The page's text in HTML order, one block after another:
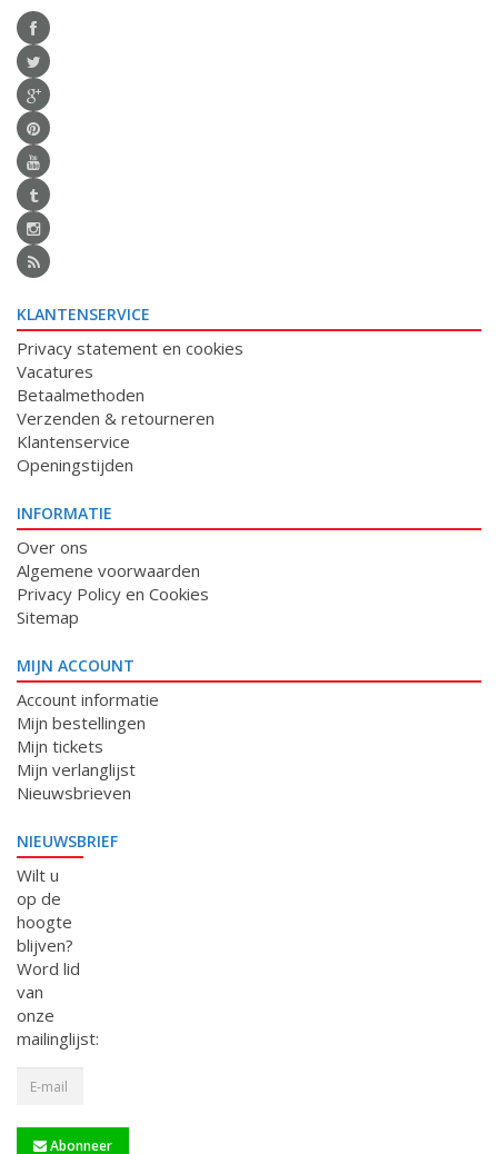
KLANTENSERVICE
Privacy statement en cookies
Vacatures
Betaalmethoden
Verzenden & retourneren
Klantenservice
Openingstijden
INFORMATIE
Over ons
Algemene voorwaarden
Privacy Policy en Cookies
Sitemap
MIJN ACCOUNT
Account informatie
Mijn bestellingen
Mijn tickets
Mijn verlanglijst
Nieuwsbrieven
NIEUWSBRIEF
Wilt u
op de
hoogte
blijven?
Word lid
van
onze
mailinglijst:
Abonneer